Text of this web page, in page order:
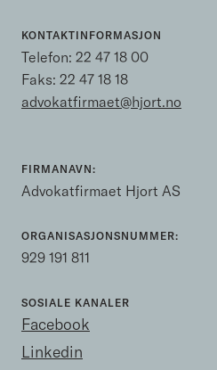
KONTAKTINFORMASJON
Telefon: 22 47 18 00
Faks: 22 47 18 18
advokatfirmaet@hjort.no
FIRMANAVN:
Advokatfirmaet Hjort AS
ORGANISASJONSNUMMER:
929 191 811
SOSIALE KANALER
Facebook
Linkedin